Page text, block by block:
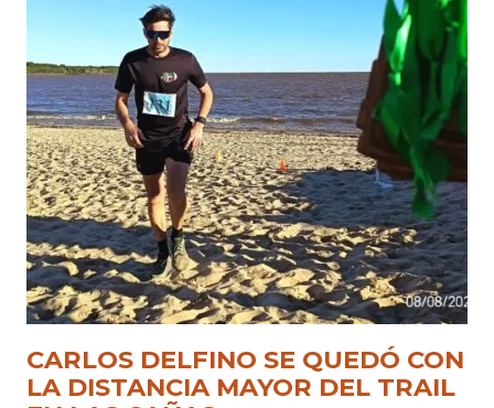
CARLOS DELFINO SE QUEDÓ CON
LA DISTANCIA MAYOR DEL TRAIL